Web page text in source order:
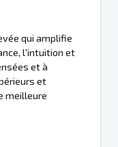
qui amplifie
l'intuition et
et à
et
meilleure